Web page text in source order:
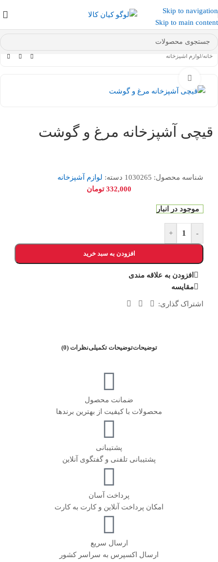
Skip to navigation
Skip to main content
عضو کانال بله کیان کالا شوید و کد تخفیف دریافت کنید.
خانه/لوازم آشپزخانه
قیچی آشپزخانه مرغ و گوشت
شناسه محصول: 1030265 دسته: لوازم آشپزخانه
332,000 تومان
موجود در انبار
-
+
افزودن به سبد خرید
افزودن به علاقه مندی
مقایسه
اشتراک گذاری:
توضیحاتتوضیحات تکمیلینظرات (0)
ضمانت محصول
محصولات با کیفیت از بهترین برندها
پشتیبانی
پشتیبانی تلفنی و گفتگوی آنلاین
پرداخت آسان
امکان پرداخت آنلاین و کارت به کارت
ارسال سریع
ارسال اکسپرس به سراسر کشور